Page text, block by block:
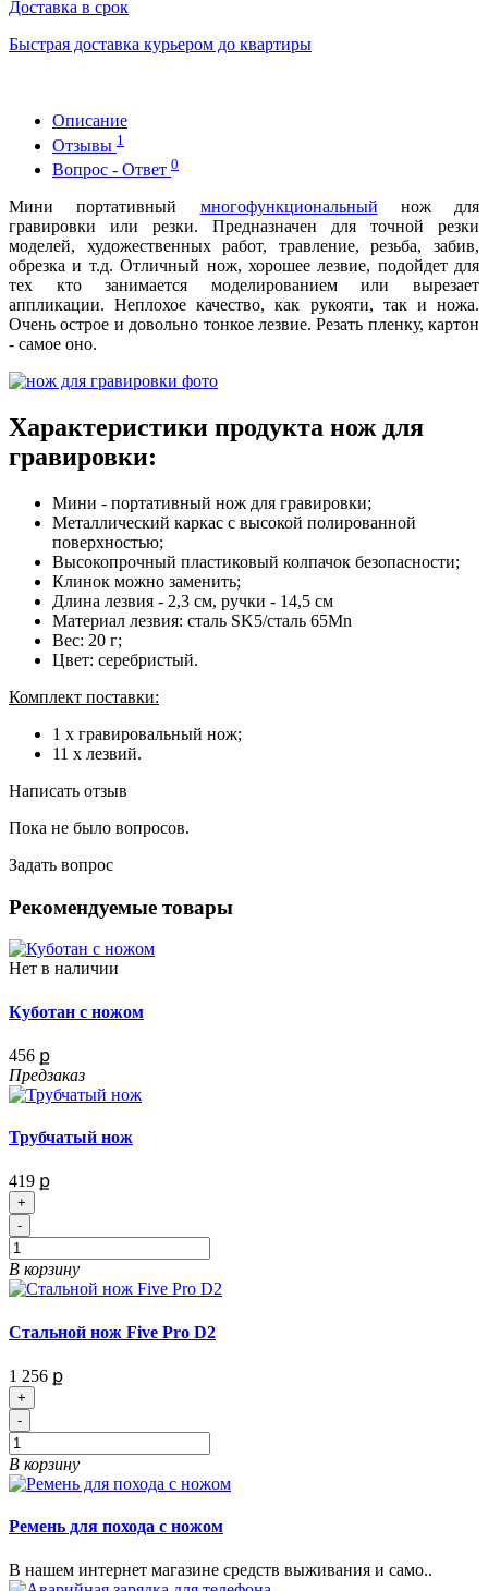
Доставка в срок
Быстрая доставка курьером до квартиры
Описание
Отзывы 1
Вопрос - Ответ 0
Мини портативный многофункциональный нож для
гравировки или резки. Предназначен для точной резки
моделей, художественных работ, травление, резьба, забив,
обрезка и т.д. Отличный нож, хорошее лезвие, подойдет для
тех кто занимается моделированием или вырезает
аппликации. Неплохое качество, как рукояти, так и ножа.
Очень острое и довольно тонкое лезвие. Резать пленку, картон
- самое оно.
Характеристики продукта нож для
гравировки:
Мини - портативный нож для гравировки;
Металлический каркас с высокой полированной
поверхностью;
Высокопрочный пластиковый колпачок безопасности;
Клинок можно заменить;
Длина лезвия - 2,3 см, ручки - 14,5 см
Материал лезвия: сталь SK5/сталь 65Mn
Вес: 20 г;
Цвет: серебристый.
Комплект поставки:
1 х гравировальный нож;
11 х лезвий.
Написать отзыв
Пока не было вопросов.
Задать вопрос
Рекомендуемые товары
Нет в наличии
Куботан с ножом
456 ք
Предзаказ
Трубчатый нож
419 ք
+
-
В корзину
Стальной нож Five Pro D2
1 256 ք
+
-
В корзину
Ремень для похода с ножом
В нашем интернет магазине средств выживания и само..